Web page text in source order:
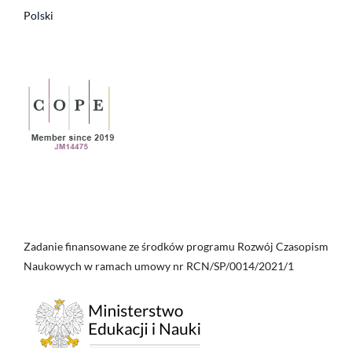
Polski
Zadanie finansowane ze środków programu Rozwój Czasopism
Naukowych w ramach umowy nr RCN/SP/0014/2021/1